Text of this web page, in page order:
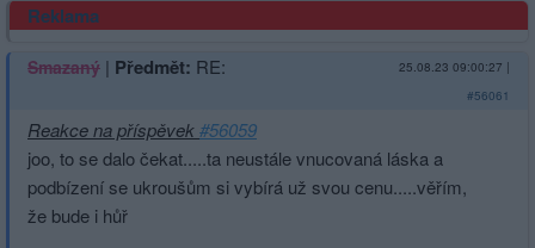
Reklama
Smazaný | Předmět: RE: 25.08.23 09:00:27 |
#56061
Reakce na příspěvek#56059
joo, to se dalo čekat.....ta neustále vnucovaná láska a
podbízení se ukroušům si vybírá už svou cenu.....věřím,
že bude i hůř